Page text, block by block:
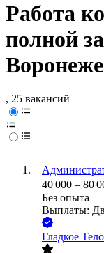
Работа
полной
Воронеже
, 25 вакансий
40 000 – 80
Без опыта
Выплаты:
Гладкое Тело